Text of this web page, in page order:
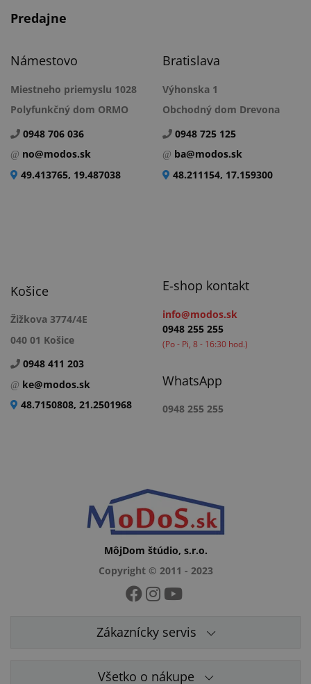
Predajne
Námestovo
Miestneho priemyslu 1028
Polyfunkčný dom ORMO
0948 706 036
no@modos.sk
49.413765, 19.487038
Bratislava
Výhonska 1
Obchodný dom Drevona
0948 725 125
ba@modos.sk
48.211154, 17.159300
Košice
Žižkova 3774/4E
040 01 Košice
0948 411 203
ke@modos.sk
48.7150808, 21.2501968
E-shop kontakt
info@modos.sk
0948 255 255
(Po - Pi, 8 - 16:30 hod.)
WhatsApp
0948 255 255
MôjDom štúdio, s.r.o.
Copyright © 2011 - 2023
Zákaznícky servis
Všetko o nákupe